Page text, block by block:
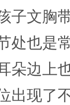
子文胸
处也是
朵边上
出现了